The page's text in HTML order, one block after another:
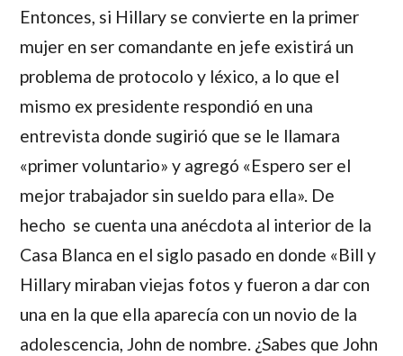
Entonces, si Hillary se convierte en la primer
mujer en ser comandante en jefe existirá un
problema de protocolo y léxico, a lo que el
mismo ex presidente respondió en una
entrevista donde sugirió que se le llamara
«primer voluntario» y agregó «Espero ser el
mejor trabajador sin sueldo para ella». De
hecho se cuenta una anécdota al interior de la
Casa Blanca en el siglo pasado en donde «Bill y
Hillary miraban viejas fotos y fueron a dar con
una en la que ella aparecía con un novio de la
adolescencia, John de nombre. ¿Sabes que John